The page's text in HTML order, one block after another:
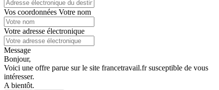
Vos coordonnées Votre nom
Votre adresse électronique
Message
Bonjour,
Voici une offre parue sur le site francetravail.fr susceptible de vous
intéresser.
A bientôt.